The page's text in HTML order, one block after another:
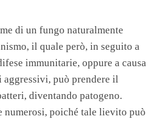
di un fungo naturalmente
il quale però, in seguito a
immunitarie, oppure a causa
aggressivi, può prendere il
diventando patogeno.
numerosi, poiché tale lievito può